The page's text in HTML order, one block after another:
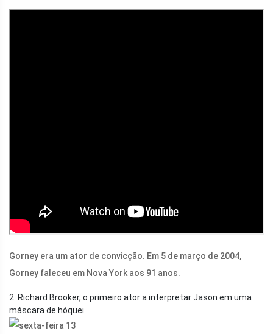
Gorney era um ator de convicção. Em 5 de março de 2004,
Gorney faleceu em Nova York aos 91 anos.
2. Richard Brooker, o primeiro ator a interpretar Jason em uma
máscara de hóquei